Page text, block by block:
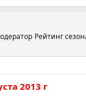
Рейтинг
2013 г